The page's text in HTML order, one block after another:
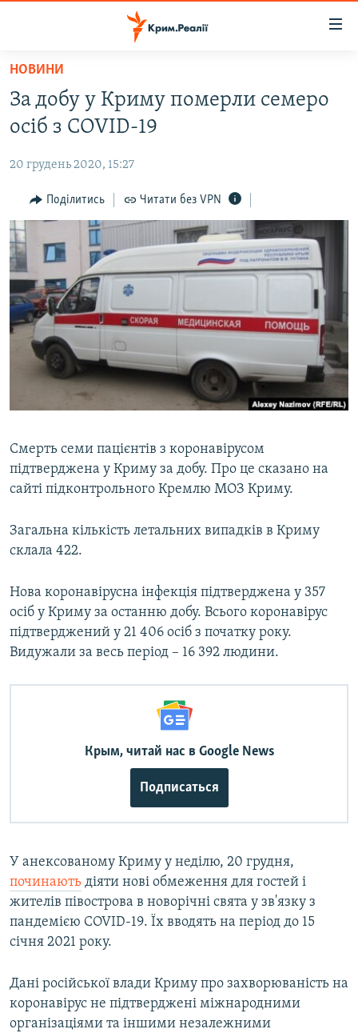
Перейти
основного
матеріалу
до
навігації
Перейти
до
пошуку
НОВИНИ
ВОДА.КРИМ
ПОЛІТИКА
БЛОГИ
ПОГЛЯД
ІНТЕРВ'Ю
ВСЕ ЗА ДЕНЬ
СПЕЦПРОЕКТИ
ДЕПОРТАЦІЯ
ВІДЕОУРОКИ «ELIFBE»
СВІДЧЕННЯ ОКУПАЦІЇ
ІНФОГРАФІКА
ЯК ОБІЙТИ БЛОКУВАННЯ
Русский
Qırımtatar
ДОЛУЧАЙСЯ!
Усі сайти RFE/RL
НОВИНИ
За добу у Криму померли семеро
осіб з COVID-19
20 грудень 2020, 15:27
Поділитись Читати без VPN
Смерть семи пацієнтів з коронавірусом
підтверджена у Криму за добу. Про це сказано на
сайті підконтрольного Кремлю МОЗ Криму.
Загальна кількість летальних випадків в Криму
склала 422.
Нова коронавірусна інфекція підтверджена у 357
осіб у Криму за останню добу. Всього коронавірус
підтверджений у 21 406 осіб з початку року.
Видужали за весь період – 16 392 людини.
Крым, читай нас в Google News
Подписаться
У анексованому Криму у неділю, 20 грудня,
починають діяти нові обмеження для гостей і
жителів півострова в новорічні свята у зв'язку з
пандемією COVID-19. Їх вводять на період до 15
січня 2021 року.
Дані російської влади Криму про захворюваність на
коронавірус не підтверджені міжнародними
організаціями та іншими незалежними